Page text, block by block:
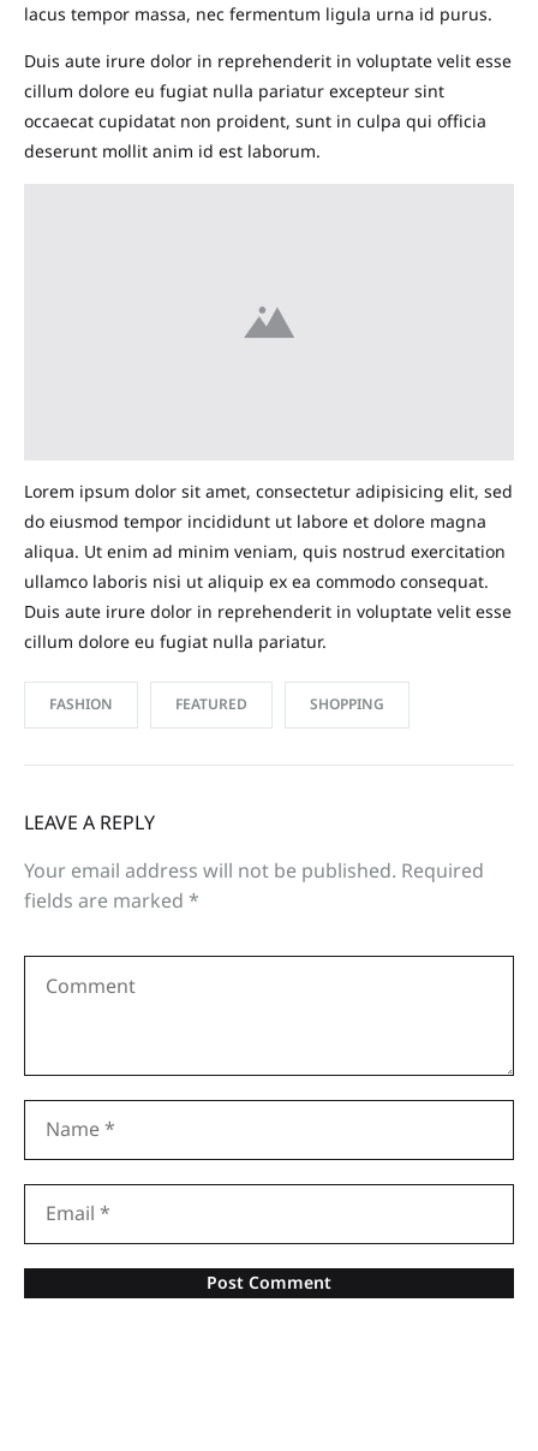
lacus tempor massa, nec fermentum ligula urna id purus.
Duis aute irure dolor in reprehenderit in voluptate velit esse
cillum dolore eu fugiat nulla pariatur excepteur sint
occaecat cupidatat non proident, sunt in culpa qui officia
deserunt mollit anim id est laborum.
Lorem ipsum dolor sit amet, consectetur adipisicing elit, sed
do eiusmod tempor incididunt ut labore et dolore magna
aliqua. Ut enim ad minim veniam, quis nostrud exercitation
ullamco laboris nisi ut aliquip ex ea commodo consequat.
Duis aute irure dolor in reprehenderit in voluptate velit esse
cillum dolore eu fugiat nulla pariatur.
FASHION FEATURED SHOPPING
LEAVE A REPLY
Your email address will not be published. Required
fields are marked *